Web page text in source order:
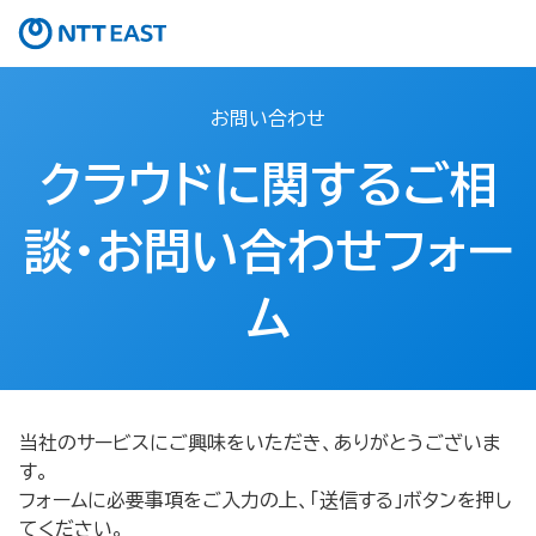
お問い合わせ
クラウドに関するご相
談・お問い合わせフォー
ム
当社のサービスにご興味をいただき、ありがとうございま
す。
フォームに必要事項をご入力の上、「送信する」ボタンを押し
てください。